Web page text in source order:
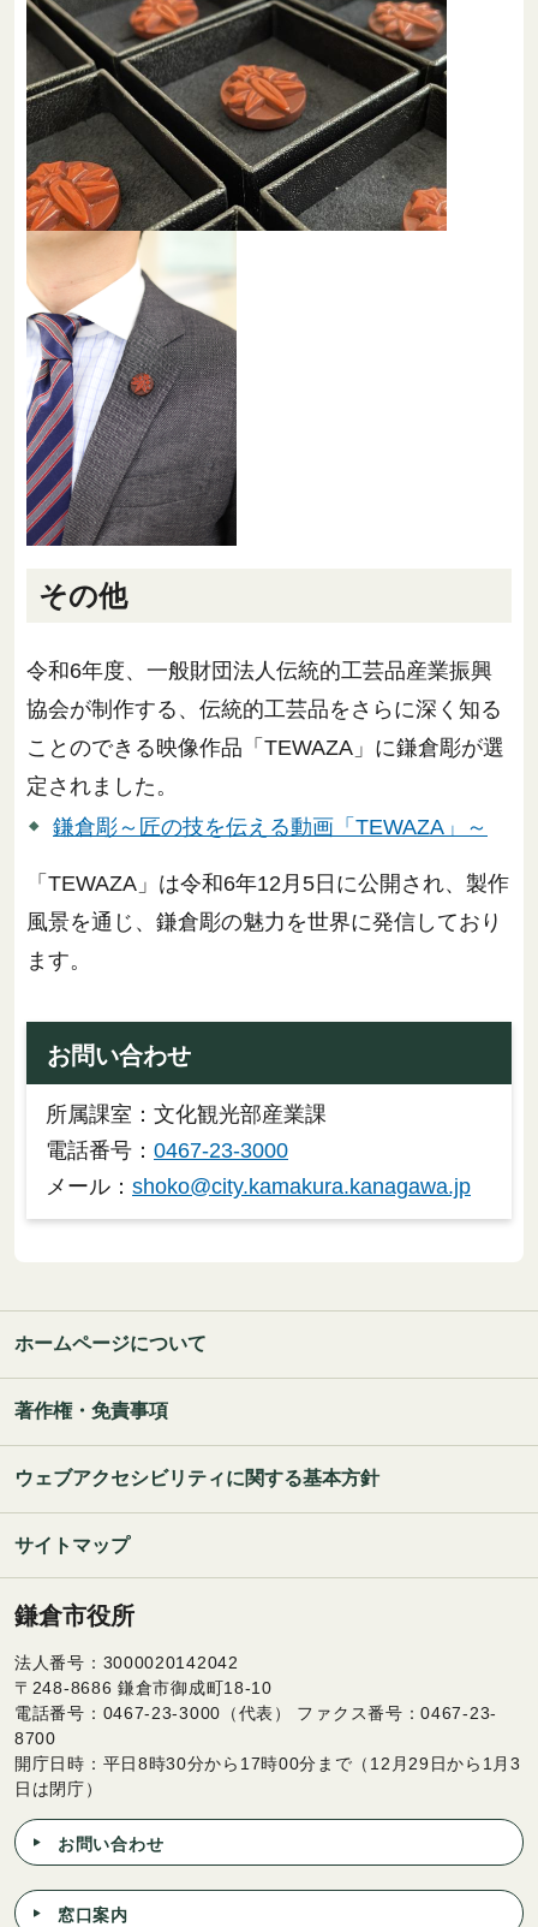
その他
令和6年度、一般財団法人伝統的工芸品産業振興
協会が制作する、伝統的工芸品をさらに深く知る
ことのできる映像作品「TEWAZA」に鎌倉彫が選
定されました。
鎌倉彫～匠の技を伝える動画「TEWAZA」～
「TEWAZA」は令和6年12月5日に公開され、製作
風景を通じ、鎌倉彫の魅力を世界に発信しており
ます。
お問い合わせ
所属課室：文化観光部産業課
電話番号： 0467-23-3000
メール： shoko@city.kamakura.kanagawa.jp
ホームページについて
著作権・免責事項
ウェブアクセシビリティに関する基本方針
サイトマップ
鎌倉市役所
法人番号：3000020142042
〒248-8686 鎌倉市御成町18-10
電話番号：0467-23-3000（代表） ファクス番号：0467-23-
8700
開庁日時：平日8時30分から17時00分まで（12月29日から1月3
日は閉庁）
お問い合わせ
窓口案内